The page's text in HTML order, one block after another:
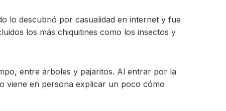
lo descubrió por casualidad en internet y fue
los más chiquitines como los insectos y
entre árboles y pajaritos. Al entrar por la
viene en persona explicar un poco cómo